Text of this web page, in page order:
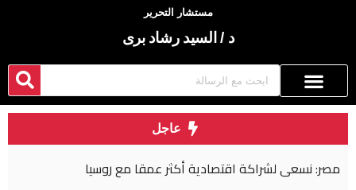
مستشار التحرير
د / السيد رشاد برى
عاجل
مصر: نسعى لشراكة اقتصادية أكثر عمقا مع روسيا